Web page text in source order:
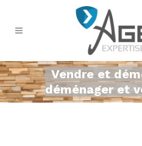
Vendre et
déménager et